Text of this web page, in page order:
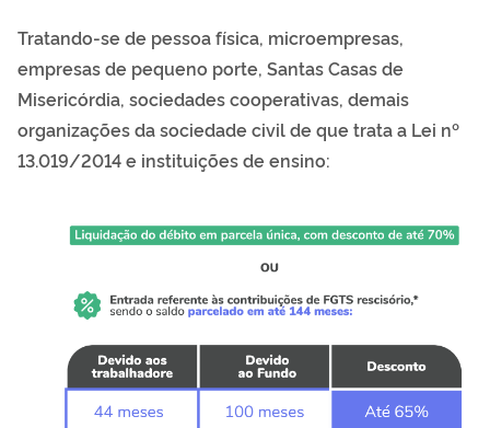
Tratando-se de pessoa física, microempresas,
empresas de pequeno porte, Santas Casas de
Misericórdia, sociedades cooperativas, demais
organizações da sociedade civil de que trata a Lei nº
13.019/2014 e instituições de ensino: